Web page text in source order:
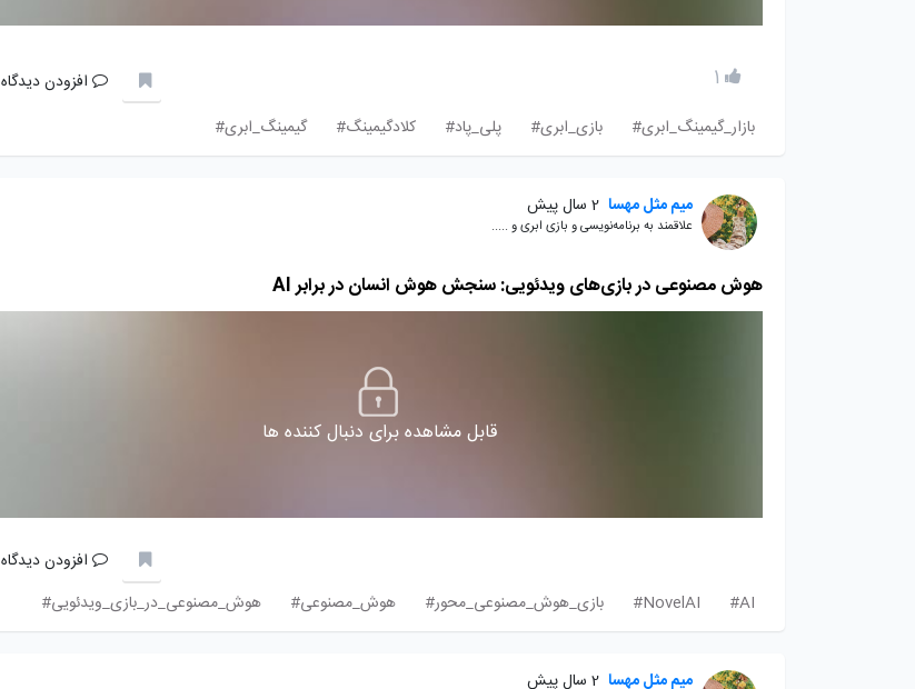
1
افزودن دیدگاه
بازار_گیمینگ_ابری#
بازی_ابری# پلی_پاد# کلادگیمینگ# گیمینگ_ابری#
میم مثل مهسا 2 سال پیش
علاقمند به برنامه‌نویسی و بازی ابری و .....
هوش مصنوعی در بازی‌های ویدئویی: سنجش هوش انسان در برابر AI
قابل مشاهده برای دنبال کننده ها
افزودن دیدگاه
AI#
NovelAI# بازی_هوش_مصنوعی_محور# هوش_مصنوعی# هوش_مصنوعی_در_بازی_ویدئویی#
میم مثل مهسا 2 سال پیش